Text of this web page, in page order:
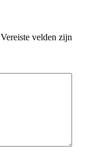
Vereiste velden zijn